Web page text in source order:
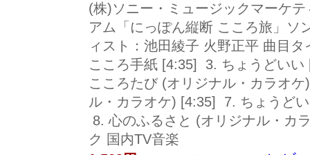
(株)ソニー・ミュージックマーケ
アム「にっぽん縦断 こころ旅」ソ
ィスト：池田綾子 火野正平 曲目
こころ手紙 [4:35] 3. ちょうどい
こころたび (オリジナル・カラオ
ル・カラオケ) [4:35] 7. ちょうど
8. 心のふるさと (オリジナル・カ
ク 国内TV音楽